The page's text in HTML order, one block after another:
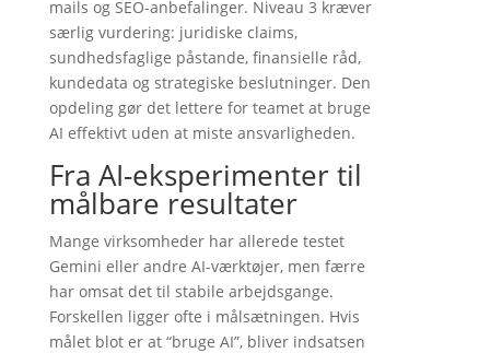
mails og SEO-anbefalinger. Niveau 3 kræver
særlig vurdering: juridiske claims,
sundhedsfaglige påstande, finansielle råd,
kundedata og strategiske beslutninger. Den
opdeling gør det lettere for teamet at bruge
AI effektivt uden at miste ansvarligheden.
Fra AI-eksperimenter til
målbare resultater
Mange virksomheder har allerede testet
Gemini eller andre AI-værktøjer, men færre
har omsat det til stabile arbejdsgange.
Forskellen ligger ofte i målsætningen. Hvis
målet blot er at “bruge AI”, bliver indsatsen